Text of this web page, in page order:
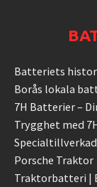
Batteriets
Borås lokala
7H Batterier –
Trygghet med
Porsche Traktor
Traktorbatteri |